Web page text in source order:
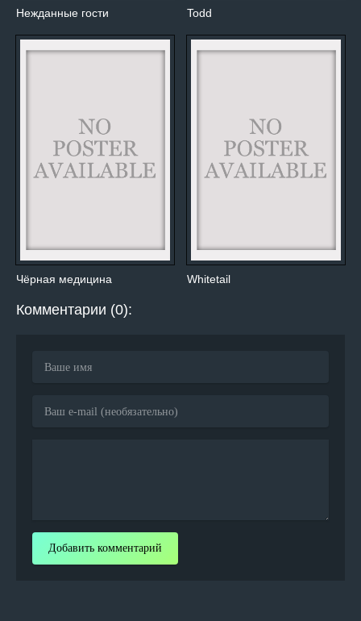
Нежданные гости Todd
Чёрная медицина Whitetail
Комментарии (0):
Добавить комментарий